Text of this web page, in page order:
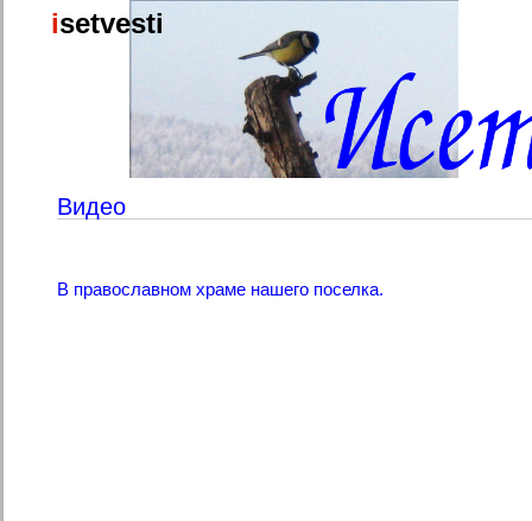
isetvesti
Видео
В православном храме нашего поселка.